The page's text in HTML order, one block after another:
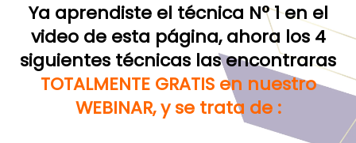
Ya aprendiste el técnica N° 1 en el
video de esta página, ahora los 4
siguientes técnicas las encontraras
TOTALMENTE GRATIS en nuestro
WEBINAR, y se trata de :